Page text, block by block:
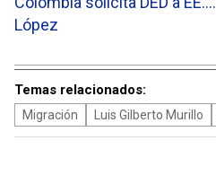
López
Temas relacionados:
Migración Luis Gilberto Murillo